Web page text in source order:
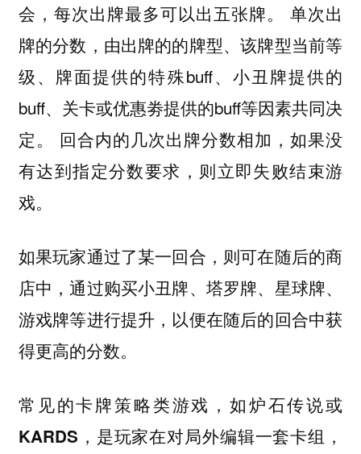
会，每次出牌最多可以出五张牌。 单次出
牌的分数，由出牌的的牌型、该牌型当前等
级、牌面提供的特殊buff、小丑牌提供的
buff、关卡或优惠劵提供的buff等因素共同决
定。 回合内的几次出牌分数相加，如果没
有达到指定分数要求，则立即失败结束游
戏。
如果玩家通过了某一回合，则可在随后的商
店中，通过购买小丑牌、塔罗牌、星球牌、
游戏牌等进行提升，以便在随后的回合中获
得更高的分数。
常见的卡牌策略类游戏，如炉石传说或
KARDS，是玩家在对局外编辑一套卡组，